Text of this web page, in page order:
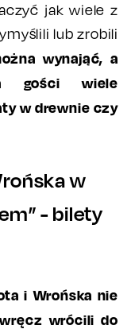
jak wiele z
lub zrobili
wynająć, a
gości wiele
w drewnie czy
w
- bilety
i Wrońska nie
wrócili do